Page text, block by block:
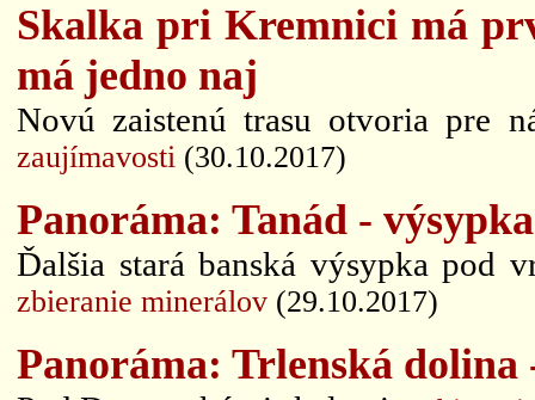
Skalka pri Kremnici má
má jedno naj
Novú zaistenú trasu otvoria pre
zaujímavosti (30.10.2017)
Panoráma: Tanád - výsypka
Ďalšia stará banská výsypka pod
zbieranie minerálov (29.10.2017)
Panoráma: Trlenská dolina